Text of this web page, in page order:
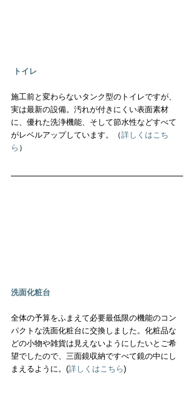
トイレ
施工前と変わらないタンク型のトイレですが、
実は最新の設備。汚れが付きにくい表面素材
に、優れた洗浄機能、そして節水性などすべて
がレベルアップしています。（詳しくはこち
ら ）
洗面化粧台
全体の予算をふまえて必要最低限の機能のコン
パクトな洗面化粧台に交換しました。化粧品な
どの小物や雑貨は見えないようにしたいとご希
望でしたので、三面鏡収納ですべて鏡の中にし
まえるように。(詳しくはこちら)